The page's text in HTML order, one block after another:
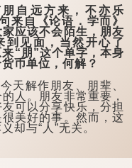
远方来，不亦乐
来自《论语．学而》
应该不会陌生，朋友
到见面，当然开心了
“朋”这个单字，本身
币单位，何解？
解作朋友、朋辈、
人。朋友非常重要，
可以分享快乐，分担
美好的事。然而，这
却与“人”无关。